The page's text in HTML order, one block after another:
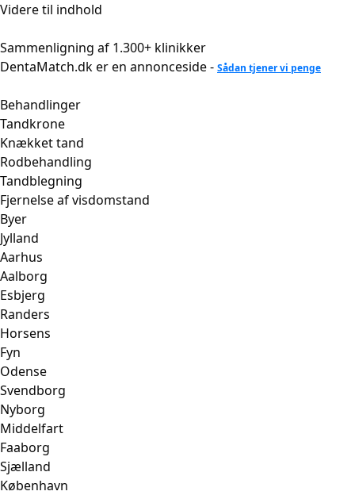
Videre til indhold
Sammenligning af 1.300+ klinikker
DentaMatch.dk er en annonceside - Sådan tjener vi penge
Behandlinger
Tandkrone
Knækket tand
Rodbehandling
Tandblegning
Fjernelse af visdomstand
Byer
Jylland
Aarhus
Aalborg
Esbjerg
Randers
Horsens
Fyn
Odense
Svendborg
Nyborg
Middelfart
Faaborg
Sjælland
København